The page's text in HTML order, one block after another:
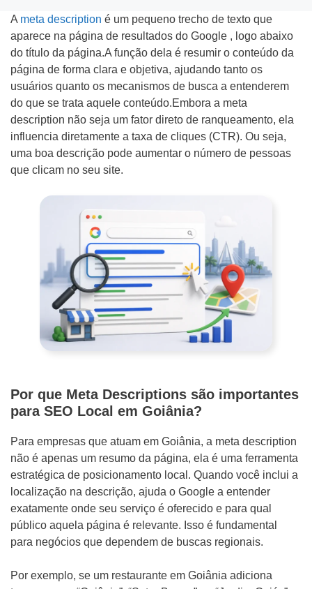
A meta description é um pequeno trecho de texto que
aparece na página de resultados do Google , logo abaixo
do título da página.A função dela é resumir o conteúdo da
página de forma clara e objetiva, ajudando tanto os
usuários quanto os mecanismos de busca a entenderem
do que se trata aquele conteúdo.Embora a meta
description não seja um fator direto de ranqueamento, ela
influencia diretamente a taxa de cliques (CTR). Ou seja,
uma boa descrição pode aumentar o número de pessoas
que clicam no seu site.
Por que Meta Descriptions são importantes
para SEO Local em Goiânia?
Para empresas que atuam em Goiânia, a meta description
não é apenas um resumo da página, ela é uma ferramenta
estratégica de posicionamento local. Quando você inclui a
localização na descrição, ajuda o Google a entender
exatamente onde seu serviço é oferecido e para qual
público aquela página é relevante. Isso é fundamental
para negócios que dependem de buscas regionais.
Por exemplo, se um restaurante em Goiânia adiciona
o
n
e
*
m
e
d
a
e
m
p
r
C
o
m
o
f
i
c
o
b
e
n
d
o
n
s
?
Tipo do Projeto
Criação de Site
Google ADS
Criação de Loja Virtual
Videos Animados
Marketing Digital
Mídias Sociais
Outros
e
a
l
h
e
s
o
ENVIAR